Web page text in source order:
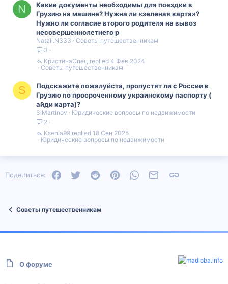
N
Какие документы необходимы для поездки в
Грузию на машине? Нужна ли «зеленая карта»?
Нужно ли согласие второго родителя на вывоз
несовершеннолетнего р
Natali.N333
Советы путешественникам
3
Советы путешественникам
4 Фев 2024
КристинаСпец
S
Подскажите пожалуйста, пропустят ли с России в
Грузию по просроченному украинскому паспорту (
айди карта)?
S Martinov
Юридические вопросы по недвижимости
2
Юридические вопросы по недвижимости
18 Сен 2025
Ksenia99
Поделиться: FacebookTwitter Reddit PinterestWhatsAppЭлектронная почта
Советы путешественникам
О форуме